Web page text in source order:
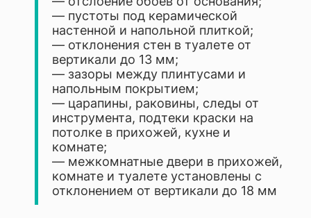
— пустоты под керамической
настенной и напольной плиткой;
— отклонения стен в туалете от
вертикали до 13 мм;
— зазоры между плинтусами и
напольным покрытием;
— царапины, раковины, следы от
инструмента, подтеки краски на
потолке в прихожей, кухне и
комнате;
— межкомнатные двери в прихожей,
комнате и туалете установлены с
отклонением от вертикали до 18 мм